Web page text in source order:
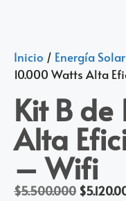
Inicio / Energía Solar
10.000 Watts Alta
Kit B de
Alta
– Wifi
$5.500.000 $